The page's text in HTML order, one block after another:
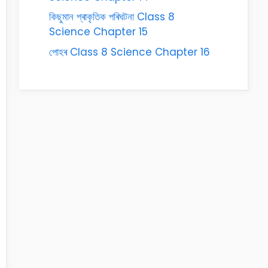
কিছুমান প্ৰাকৃতিক পৰিঘটনা Class 8
Science Chapter 15
পোহৰ Class 8 Science Chapter 16